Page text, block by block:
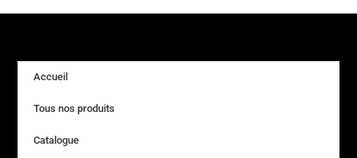
Accueil
Tous nos produits
Catalogue